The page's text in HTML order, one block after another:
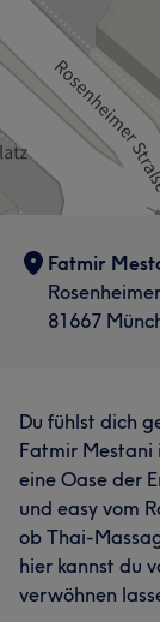
Fatmir
81667
Du fühlst dich
Fatmir Mestani
eine Oase der
und easy vom
ob Thai-
hier kannst du
verwöhnen